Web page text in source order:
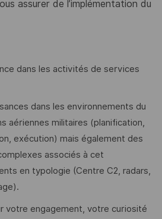
assurer de l’implémentation du
dans les activités de services
dans les environnements du
aériennes militaires (planification,
exécution) mais également des
associés à cet
en typologie (Centre C2, radars,
votre engagement, votre curiosité